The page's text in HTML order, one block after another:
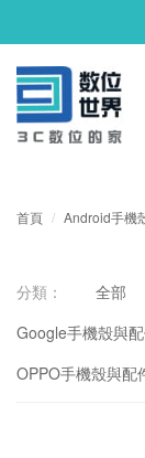
首頁 Android手機
分類： 全部
Google手機殼與
OPPO手機殼與配